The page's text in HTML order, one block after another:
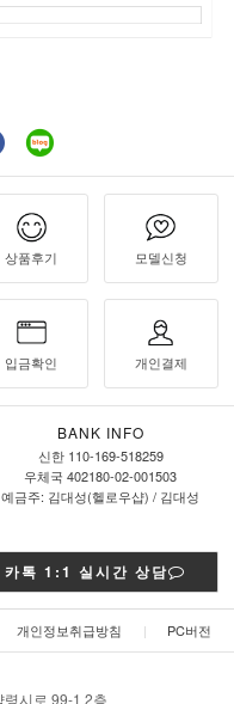
상품후기 모델신청
입금확인 개인결제
BANK INFO
신한 110-169-518259
우체국 402180-02-001503
예금주: 김대성(헬로우샵) / 김대성
카톡 1:1 실시간 상담
개인정보취급방침 | PC버전
시로 99-1 2층